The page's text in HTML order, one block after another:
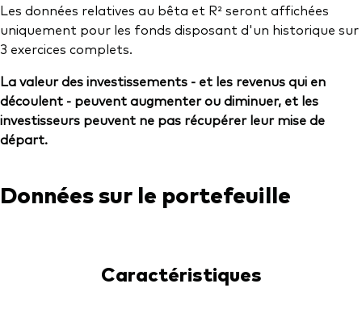
Les données relatives au bêta et R² seront affichées
uniquement pour les fonds disposant d'un historique sur
3 exercices complets.
La valeur des investissements - et les revenus qui en
découlent - peuvent augmenter ou diminuer, et les
investisseurs peuvent ne pas récupérer leur mise de
départ.
Données sur le portefeuille
Caractéristiques